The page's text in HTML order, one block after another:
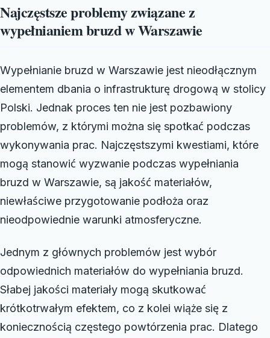
Najczęstsze problemy związane z
wypełnianiem bruzd w Warszawie
Wypełnianie bruzd w Warszawie jest nieodłącznym
elementem dbania o infrastrukturę drogową w stolicy
Polski. Jednak proces ten nie jest pozbawiony
problemów, z którymi można się spotkać podczas
wykonywania prac. Najczęstszymi kwestiami, które
mogą stanowić wyzwanie podczas wypełniania
bruzd w Warszawie, są jakość materiałów,
niewłaściwe przygotowanie podłoża oraz
nieodpowiednie warunki atmosferyczne.
Jednym z głównych problemów jest wybór
odpowiednich materiałów do wypełniania bruzd.
Słabej jakości materiały mogą skutkować
krótkotrwałym efektem, co z kolei wiąże się z
koniecznością częstego powtórzenia prac. Dlatego